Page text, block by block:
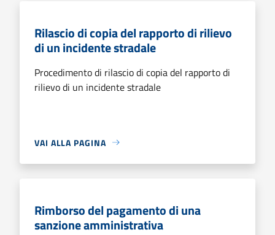
Rilascio di copia del rapporto di rilievo
di un incidente stradale
Procedimento di rilascio di copia del rapporto di
rilievo di un incidente stradale
VAI ALLA PAGINA
Rimborso del pagamento di una
sanzione amministrativa